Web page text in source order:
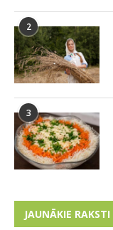
2
3
JAUNĀKIE RAKSTI